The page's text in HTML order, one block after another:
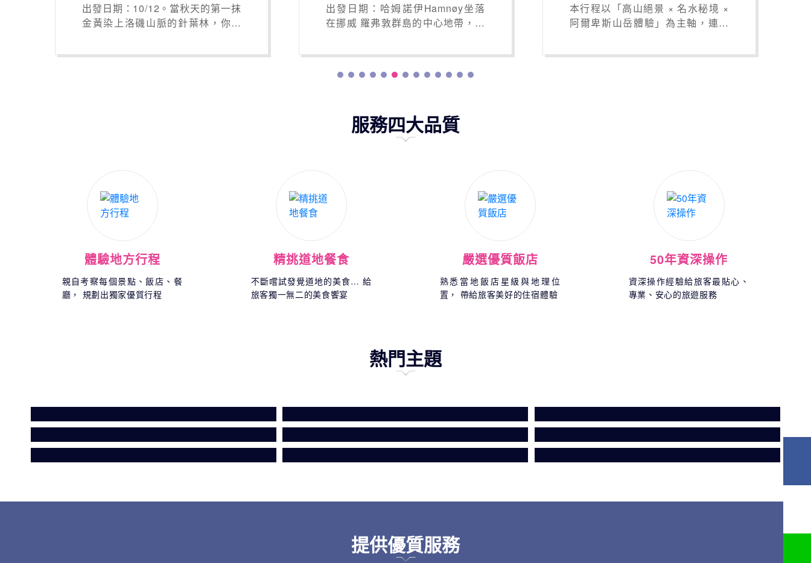
出發日期：10/12。當秋天的第一抹
金黃染上洛磯山脈的針葉林，你是
奇蹟! 為您精心挑選入住 Fairmont
出發日期：哈姆諾伊Hamnøy坐落
在挪威 羅弗敦群島的中心地帶，是
威最美的村莊之一。它位於諾爾蘭
莊裡遍布著紅瓦小屋（rorbu），已
本行程以「高山絕景 × 名水秘境 ×
阿爾卑斯山岳體驗」為主軸，連住
LA VIGNE白馬二晚，深入飛驒、
服務四大品質
體驗地方行程
親自考察每個景點、飯店、餐
廳， 規劃出獨家優質行程
精挑道地餐食
不斷嚐試發覺道地的美食… 給
旅客獨一無二的美食饗宴
嚴選優質飯店
熟悉當地飯店星級與地理位
置， 帶給旅客美好的住宿體驗
50年資深操作
資深操作經驗給旅客最貼心、
專業、安心的旅遊服務
熱門主題
季節限定
高爾夫
撒哈拉沙漠旅遊 出國旅遊
提供優質服務